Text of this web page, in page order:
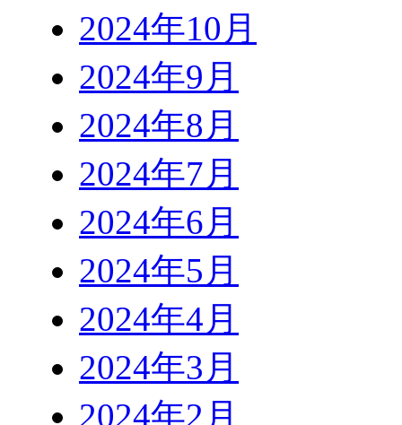
2024年10月
2024年9月
2024年8月
2024年7月
2024年6月
2024年5月
2024年4月
2024年3月
2024年2月